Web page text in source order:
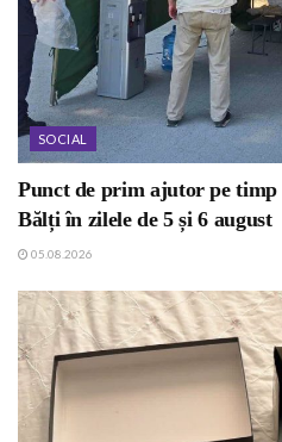
SOCIAL
Punct de prim ajutor pe timp
Bălți în zilele de 5 și 6 august
05.08.2026